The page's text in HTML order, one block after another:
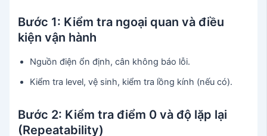
Bước 1: Kiểm tra ngoại quan và điều
kiện vận hành
Nguồn điện ổn định, cân không báo lỗi.
Kiểm tra level, vệ sinh, kiểm tra lồng kính (nếu có).
Bước 2: Kiểm tra điểm 0 và độ lặp lại
(Repeatability)